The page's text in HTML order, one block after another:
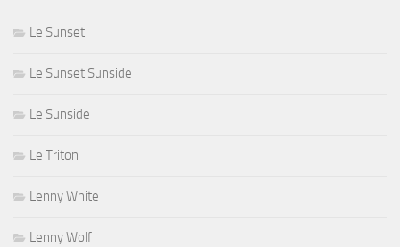
Le Sunset
Le Sunset Sunside
Le Sunside
Le Triton
Lenny White
Lenny Wolf